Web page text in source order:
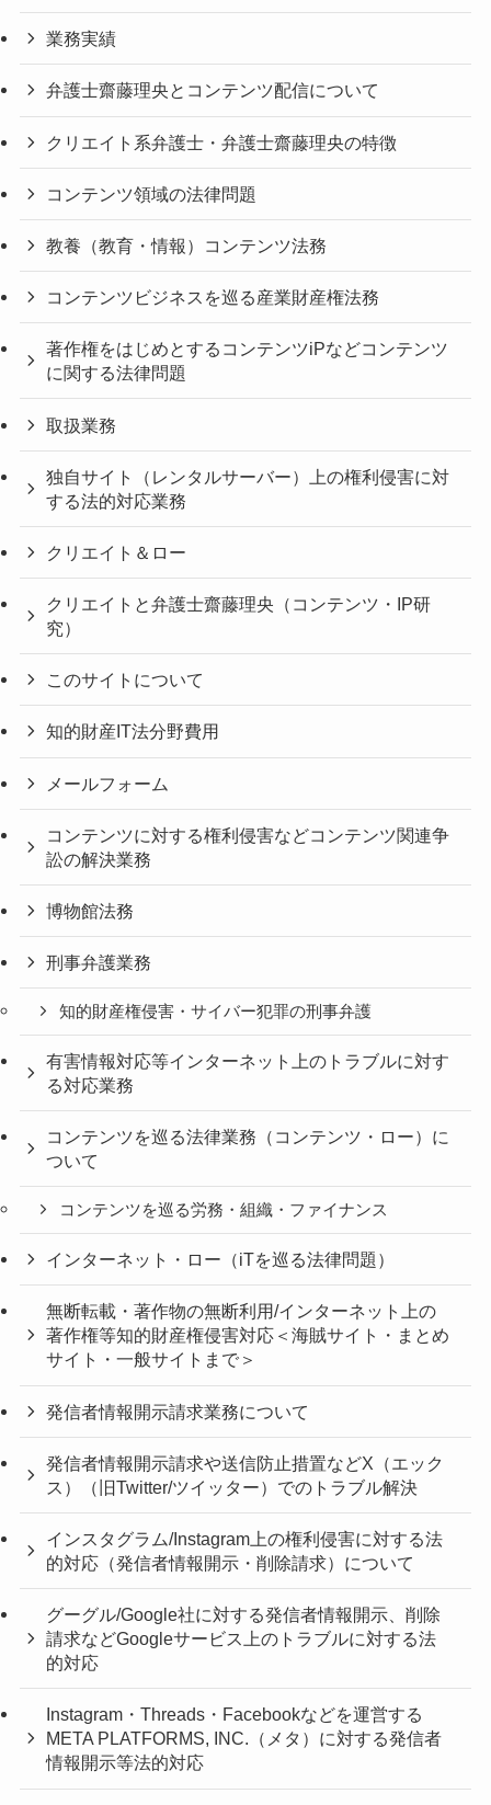
業務実績
弁護士齋藤理央とコンテンツ配信について
クリエイト系弁護士・弁護士齋藤理央の特徴
コンテンツ領域の法律問題
教養（教育・情報）コンテンツ法務
コンテンツビジネスを巡る産業財産権法務
著作権をはじめとするコンテンツiPなどコンテンツ
に関する法律問題
取扱業務
独自サイト（レンタルサーバー）上の権利侵害に対
する法的対応業務
クリエイト＆ロー
クリエイトと弁護士齋藤理央（コンテンツ・IP研
究）
このサイトについて
知的財産IT法分野費用
メールフォーム
コンテンツに対する権利侵害などコンテンツ関連争
訟の解決業務
博物館法務
刑事弁護業務
知的財産権侵害・サイバー犯罪の刑事弁護
有害情報対応等インターネット上のトラブルに対す
る対応業務
コンテンツを巡る法律業務（コンテンツ・ロー）に
ついて
コンテンツを巡る労務・組織・ファイナンス
インターネット・ロー（iTを巡る法律問題）
無断転載・著作物の無断利用/インターネット上の
著作権等知的財産権侵害対応＜海賊サイト・まとめ
サイト・一般サイトまで＞
発信者情報開示請求業務について
発信者情報開示請求や送信防止措置などX（エック
ス）（旧Twitter/ツイッター）でのトラブル解決
インスタグラム/Instagram上の権利侵害に対する法
的対応（発信者情報開示・削除請求）について
グーグル/Google社に対する発信者情報開示、削除
請求などGoogleサービス上のトラブルに対する法
的対応
Instagram・Threads・Facebookなどを運営する
META PLATFORMS, INC.（メタ）に対する発信者
情報開示等法的対応